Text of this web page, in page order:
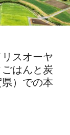
スオーヤ
はんと炭
）での本